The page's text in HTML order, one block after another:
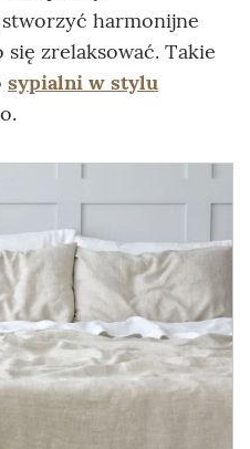
harmonijne
zrelaksować. Takie
sypialni w stylu